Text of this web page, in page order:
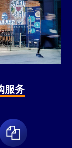
服务